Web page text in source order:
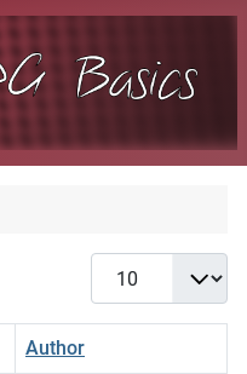
Display #
Author